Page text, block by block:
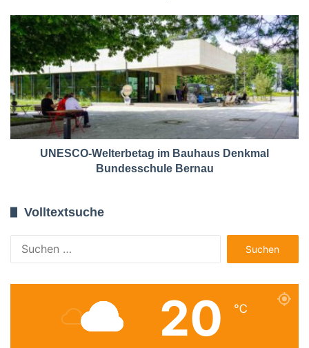
UNESCO-Welterbetag im Bauhaus Denkmal
Bundesschule Bernau
Volltextsuche
nach:
20 ℃